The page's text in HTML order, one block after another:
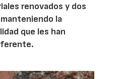
renovados y dos
la
que les han